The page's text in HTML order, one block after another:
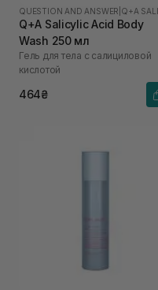
QUESTION AND ANSWER
Q+A Salicylic Acid Body
Wash 250 мл
Гель для тела с салициловой
кислотой
464₴